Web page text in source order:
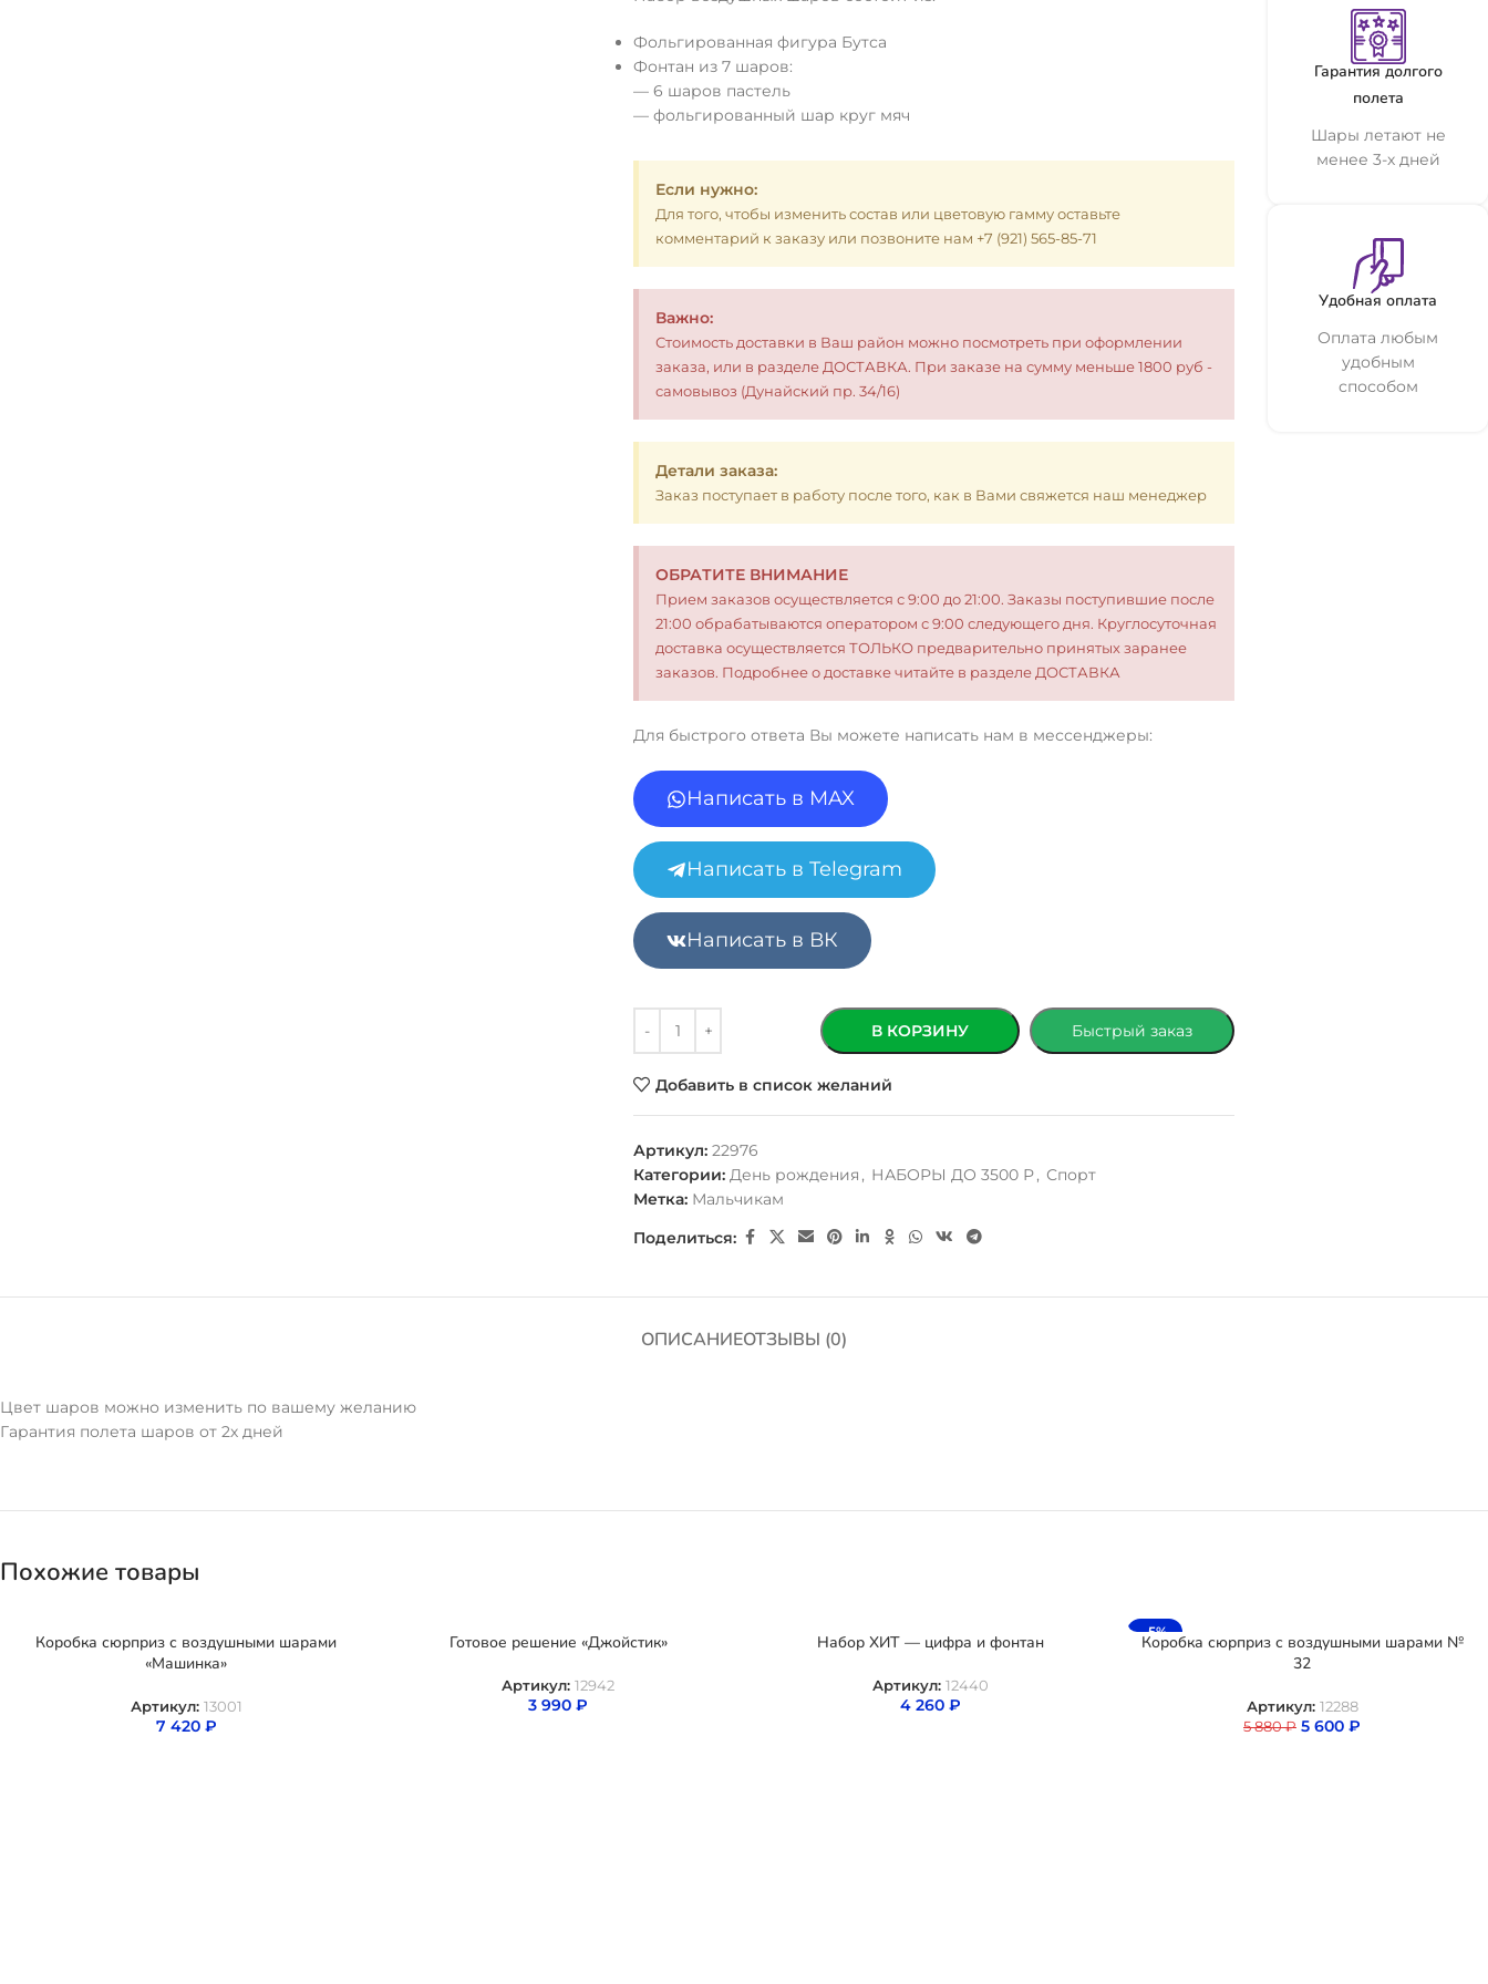
Фольгированная фигура Бутса
Фонтан из 7 шаров:
— 6 шаров пастель
— фольгированный шар круг мяч
Если нужно:
Для того, чтобы изменить состав или цветовую гамму оставьте
комментарий к заказу или позвоните нам +7 (921) 565-85-71
Важно:
Стоимость доставки в Ваш район можно посмотреть при оформлении
заказа, или в разделе ДОСТАВКА. При заказе на сумму меньше 1800 руб -
самовывоз (Дунайский пр. 34/16)
Детали заказа:
Заказ поступает в работу после того, как в Вами свяжется наш менеджер
ОБРАТИТЕ ВНИМАНИЕ
Прием заказов осуществляется с 9:00 до 21:00. Заказы поступившие после
21:00 обрабатываются оператором с 9:00 следующего дня. Круглосуточная
доставка осуществляется ТОЛЬКО предварительно принятых заранее
заказов. Подробнее о доставке читайте в разделе ДОСТАВКА
Для быстрого ответа Вы можете написать нам в мессенджеры:
Написать в MAX
Написать в Telegram
Написать в ВК
В КОРЗИНУ Быстрый заказ
Добавить в список желаний
Артикул:22976
Категории: День рождения , НАБОРЫ ДО 3500 Р, Спорт
Метка: Мальчикам
Поделиться:
Гарантия долгого
полета
Шары летают не
менее 3-х дней
Удобная оплата
Оплата любым
удобным
способом
ОПИСАНИЕОТЗЫВЫ (0)
Цвет шаров можно изменить по вашему желанию
Гарантия полета шаров от 2х дней
Похожие товары
Коробка сюрприз с воздушными шарами
«Машинка»
Артикул: 13001
7 420 ₽
Готовое решение «Джойстик»
Артикул: 12942
3 990 ₽
Набор ХИТ — цифра и фонтан
Артикул: 12440
4 260 ₽
-5%
Коробка сюрприз с воздушными шарами №
32
Артикул: 12288
5 880₽ 5 600 ₽